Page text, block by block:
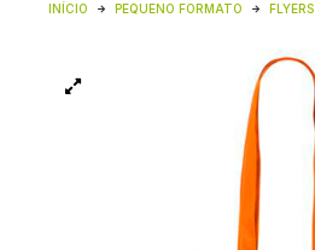
INÍCIO PEQUENO FORMATO FLYERS